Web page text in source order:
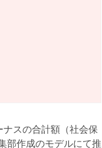
スの合計額（社会保
部作成のモデルにて推